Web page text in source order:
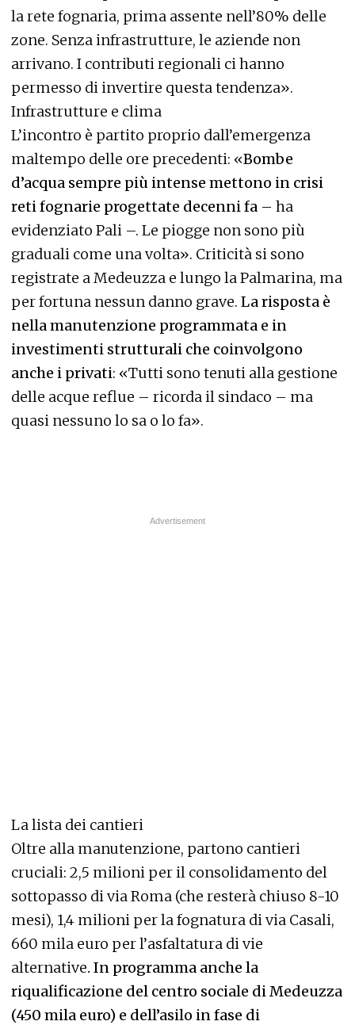
la rete fognaria, prima assente nell’80% delle
zone. Senza infrastrutture, le aziende non
arrivano. I contributi regionali ci hanno
permesso di invertire questa tendenza».
Infrastrutture e clima
L’incontro è partito proprio dall’emergenza
maltempo delle ore precedenti: «Bombe
d’acqua sempre più intense mettono in crisi
reti fognarie progettate decenni fa – ha
evidenziato Pali –. Le piogge non sono più
graduali come una volta». Criticità si sono
registrate a Medeuzza e lungo la Palmarina, ma
per fortuna nessun danno grave. La risposta è
nella manutenzione programmata e in
investimenti strutturali che coinvolgono
anche i privati: «Tutti sono tenuti alla gestione
delle acque reflue – ricorda il sindaco – ma
quasi nessuno lo sa o lo fa».
La lista dei cantieri
Oltre alla manutenzione, partono cantieri
cruciali: 2,5 milioni per il consolidamento del
sottopasso di via Roma (che resterà chiuso 8-10
mesi), 1,4 milioni per la fognatura di via Casali,
660 mila euro per l’asfaltatura di vie
alternative. In programma anche la
riqualificazione del centro sociale di Medeuzza
(450 mila euro) e dell’asilo in fase di